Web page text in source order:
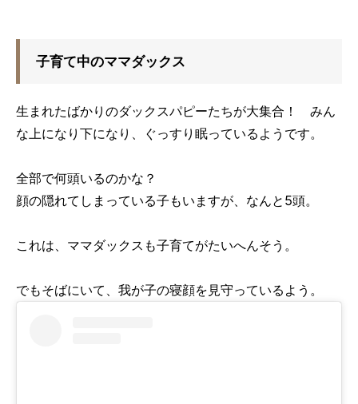
子育て中のママダックス
生まれたばかりのダックスパピーたちが大集合！ みん
な上になり下になり、ぐっすり眠っているようです。
全部で何頭いるのかな？
顔の隠れてしまっている子もいますが、なんと5頭。
これは、ママダックスも子育てがたいへんそう。
でもそばにいて、我が子の寝顔を見守っているよう。